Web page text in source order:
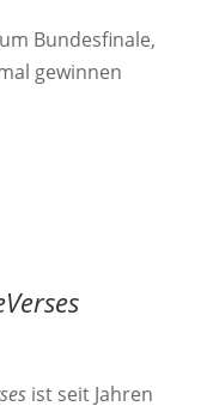
Bundesfinale,
gewinnen
ist seit Jahren